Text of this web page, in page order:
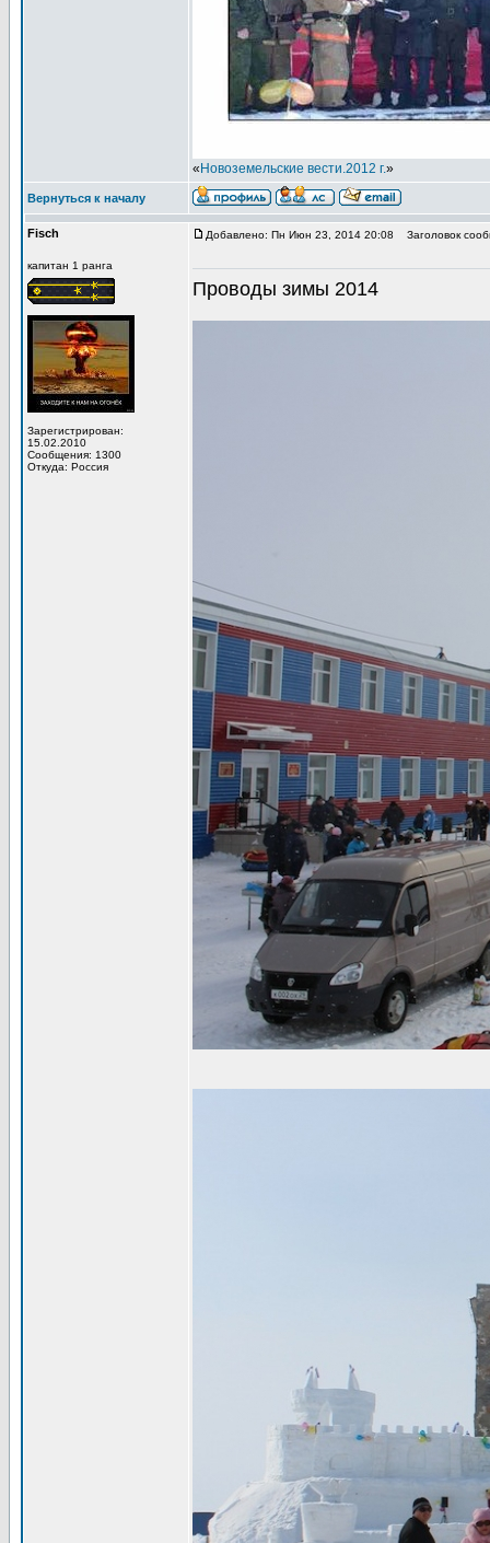
« Новоземельские вести.2012 г.»
Вернуться к началу
Fisch
капитан 1 ранга
Зарегистрирован:
15.02.2010
Сообщения: 1300
Откуда: Россия
Добавлено: Пн Июн 23, 2014 20:08 Заголовок
Проводы зимы 2014